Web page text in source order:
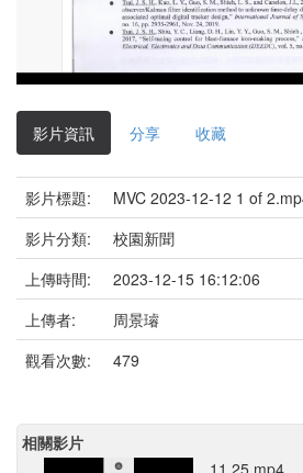
放
影
影片資訊 分享 收藏
影片標題:
MVC 2023-12-12 1 of
影片分類:
校園新聞
上傳時間:
2023-12-15 16:12:06
上傳者:
周景璿
觀看次數:
479
相關影片